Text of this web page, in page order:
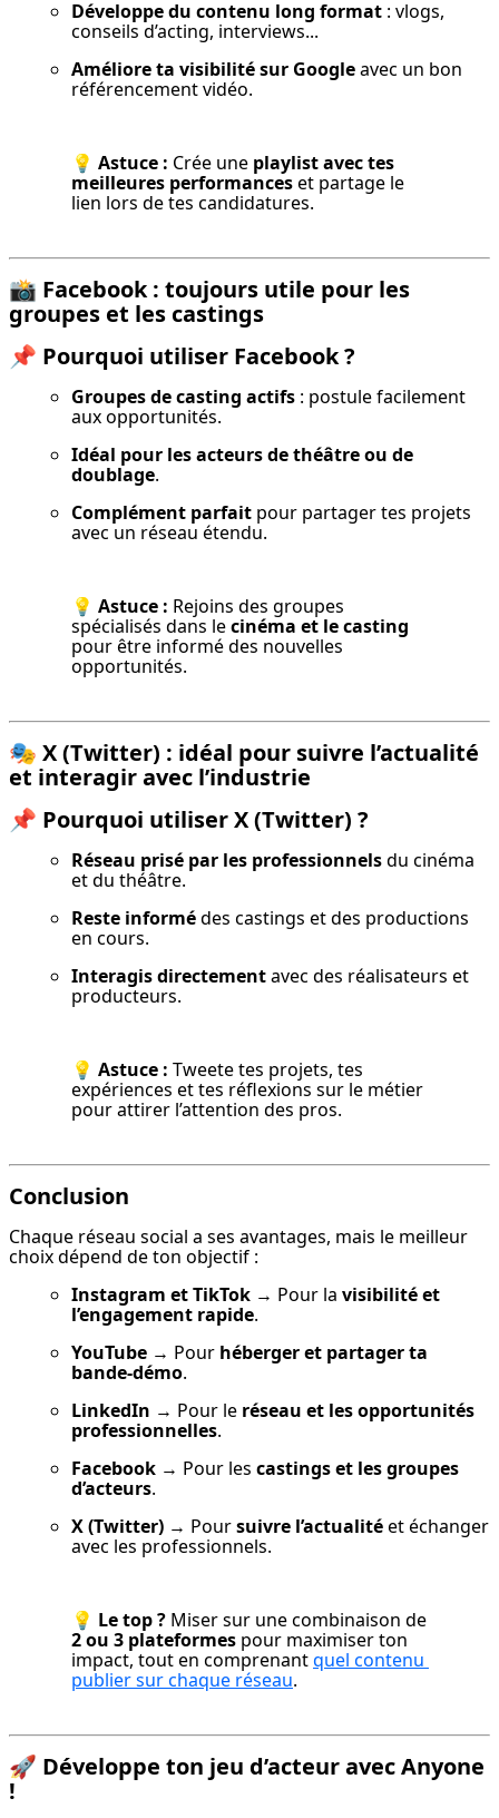
Développe du contenu long format : vlogs,
conseils d’acting, interviews...
Améliore ta visibilité sur Google avec un bon
référencement vidéo.
💡 Astuce : Crée une playlist avec tes
meilleures performances et partage le
lien lors de tes candidatures.
📸 Facebook : toujours utile pour les
groupes et les castings
📌 Pourquoi utiliser Facebook ?
Groupes de casting actifs : postule facilement
aux opportunités.
Idéal pour les acteurs de théâtre ou de
doublage.
Complément parfait pour partager tes projets
avec un réseau étendu.
💡 Astuce : Rejoins des groupes
spécialisés dans le cinéma et le casting
pour être informé des nouvelles
opportunités.
🎭 X (Twitter) : idéal pour suivre l’actualité
et interagir avec l’industrie
📌 Pourquoi utiliser X (Twitter) ?
Réseau prisé par les professionnels du cinéma
et du théâtre.
Reste informé des castings et des productions
en cours.
Interagis directement avec des réalisateurs et
producteurs.
💡 Astuce : Tweete tes projets, tes
expériences et tes réflexions sur le métier
pour attirer l’attention des pros.
Conclusion
Chaque réseau social a ses avantages, mais le meilleur
choix dépend de ton objectif :
Instagram et TikTok → Pour la visibilité et
l’engagement rapide.
YouTube → Pour héberger et partager ta
bande-démo.
LinkedIn → Pour le réseau et les opportunités
professionnelles.
Facebook → Pour les castings et les groupes
d’acteurs.
X (Twitter) → Pour suivre l’actualité et échanger
avec les professionnels.
💡 Le top ?
2 ou 3 plateformes pour maximiser ton
impact, tout en comprenant quel contenu
publier sur chaque réseau.
🚀 Développe ton jeu d’acteur avec Anyone
!